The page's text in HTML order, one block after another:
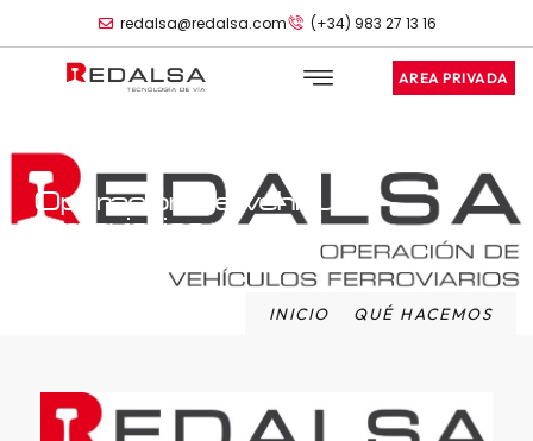
redalsa@redalsa.com (+34) 983 27 13 16
AREA PRIVADA
Operación de vehículos
ferroviarios
INICIO QUÉ HACEMOS